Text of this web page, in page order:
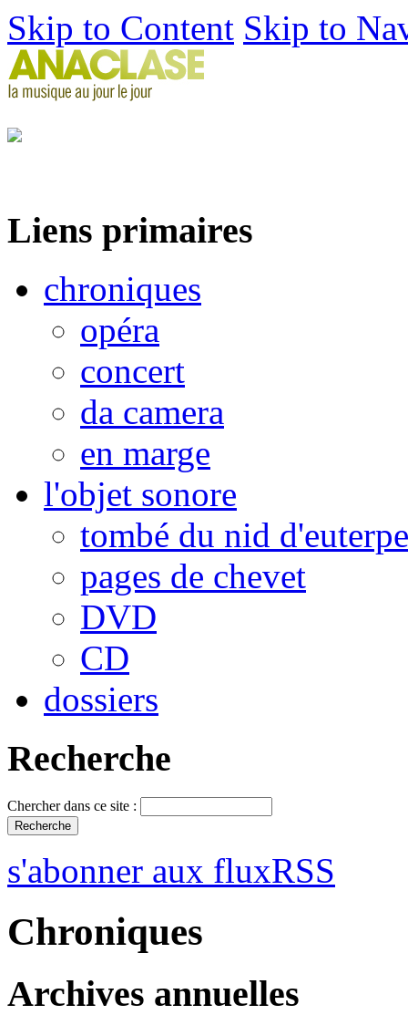
Skip to Content Skip to
Liens primaires
chroniques
opéra
concert
da camera
en marge
l'objet sonore
tombé du nid d'euterpe
pages de chevet
DVD
CD
dossiers
Recherche
Chercher dans ce site :
s'abonner aux fluxRSS
Chroniques
Archives annuelles